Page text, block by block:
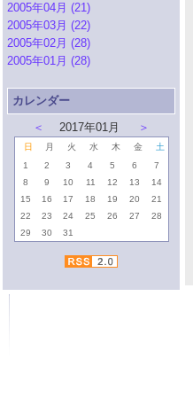
2005年04月 (21)
2005年03月 (22)
2005年02月 (28)
2005年01月 (28)
カレンダー
＜
2017年01月 ＞
日 月 火 水 木 金
土
1
2 3 4 5 6
7
8
9 10 11 12 13
14
15
16 17 18 19 20
21
22
23 24 25 26 27
28
29
30 31